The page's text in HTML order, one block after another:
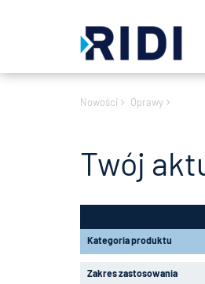
Nowości Oprawy
Twój
Kategoria produktu
Zakres zastosowania